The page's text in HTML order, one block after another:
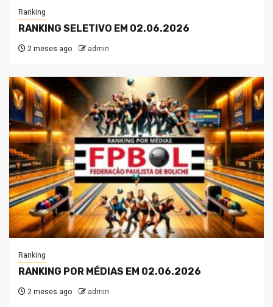
Ranking
RANKING SELETIVO EM 02.06.2026
2 meses ago admin
Ranking
RANKING POR MÉDIAS EM 02.06.2026
2 meses ago admin